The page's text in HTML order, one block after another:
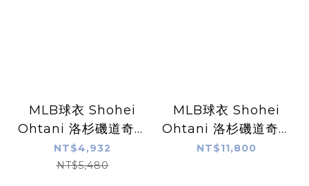
MLB球衣 Shohei
Ohtani 洛杉磯道奇藍
大谷翔平 Alternate
2 Nike Limited
NT$4,932
NT$5,480
MLB球衣 Shohei
Ohtani 洛杉磯道奇白
大谷翔平 Nike Elite
NT$11,800